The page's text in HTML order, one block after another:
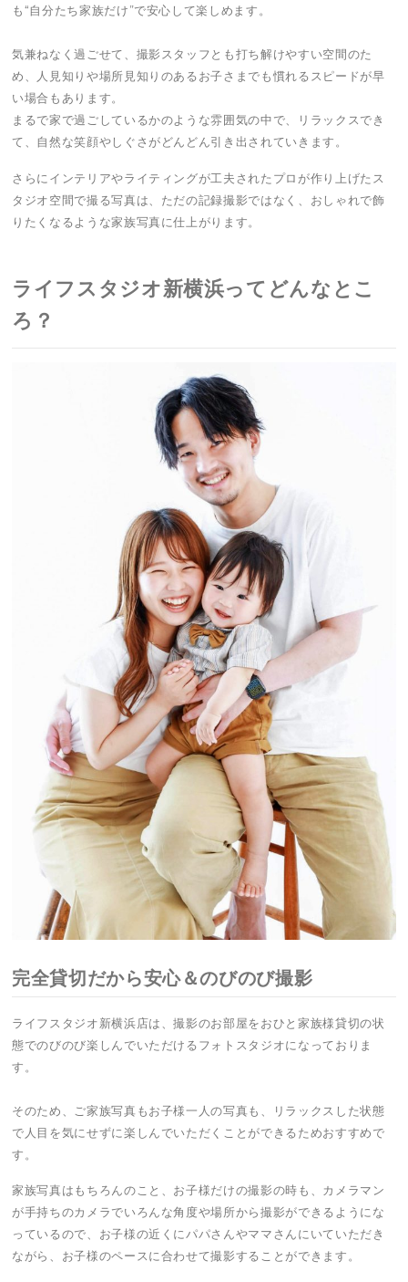
も“自分たち家族だけ”で安心して楽しめます。
気兼ねなく過ごせて、撮影スタッフとも打ち解けやすい空間のた
め、人見知りや場所見知りのあるお子さまでも慣れるスピードが早
い場合もあります。
まるで家で過ごしているかのような雰囲気の中で、リラックスでき
て、自然な笑顔やしぐさがどんどん引き出されていきます。
さらにインテリアやライティングが工夫されたプロが作り上げたス
タジオ空間で撮る写真は、ただの記録撮影ではなく、おしゃれで飾
りたくなるような家族写真に仕上がります。
ライフスタジオ新横浜ってどんなとこ
ろ？
完全貸切だから安心＆のびのび撮影
ライフスタジオ新横浜店は、撮影のお部屋をおひと家族様貸切の状
態でのびのび楽しんでいただけるフォトスタジオになっておりま
す。
そのため、ご家族写真もお子様一人の写真も、リラックスした状態
で人目を気にせずに楽しんでいただくことができるためおすすめで
す。
家族写真はもちろんのこと、お子様だけの撮影の時も、カメラマン
が手持ちのカメラでいろんな角度や場所から撮影ができるようにな
っているので、お子様の近くにパパさんやママさんにいていただき
ながら、お子様のペースに合わせて撮影することができます。